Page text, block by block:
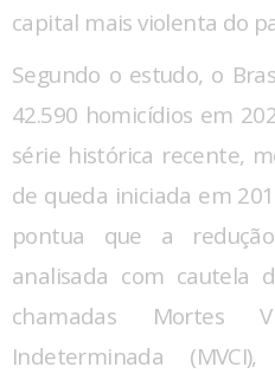
capital mais violenta do
Segundo o estudo, o
42.590 homicídios em
série histórica recente,
de queda iniciada em
pontua que a
analisada com cautela
chamadas Mortes
Indeterminada